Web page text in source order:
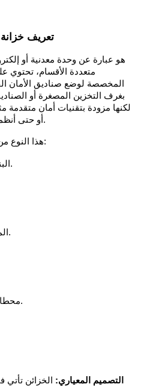
1. تعريف
متعددة الأقسام، تحتوي
المخصصة لوضع صناديق الأمان
بغرف التخزين المصغرة أو
لكنها مزودة بتقنيات أمان متقدمة
أو حتى أنظمة التحكم عبر الهاتف الذكي.
هذا النوع من الخزائن يستخدم بكثرة في:
البنوك والمؤسسات المالية.
المكاتب والشركات الكبرى.
محطات القطارات والمطارات.
التصميم المعياري: الخزائن تأتي